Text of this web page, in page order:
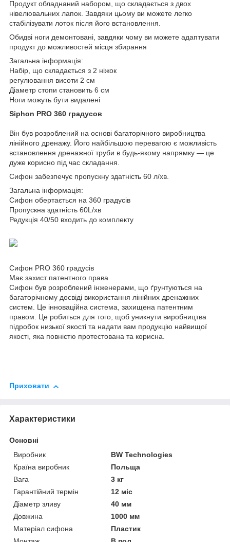
Продукт обладнаний набором, що складається з двох
нівелювальних лапок. Завдяки цьому ви можете легко
стабілізувати лоток після його встановлення.
Обидві ноги демонтовані, завдяки чому ви можете адаптувати
продукт до можливостей місця збирання
Загальна інформація:
Набір, що складається з 2 ніжок
регулювання висоти 2 см
Діаметр стопи становить 6 см
Ноги можуть бути видалені
Siphon PRO 360 градусов
Він був розроблений на основі багаторічного виробництва
лінійного дренажу. Його найбільшою перевагою є можливість
встановлення дренажної труби в будь-якому напрямку — це
дуже корисно під час складання.
Сифон забезпечує пропускну здатність 60 л/хв.
Загальна інформація:
Сифон обертається на 360 градусів
Пропускна здатність 60L/хв
Редукція 40/50 входить до комплекту
Сифон PRO 360 градусів
Має захист патентного права
Сифон був розроблений інженерами, що ґрунтуються на
багаторічному досвіді використання лінійних дренажних
систем. Це інноваційна система, захищена патентним
правом. Це робиться для того, щоб уникнути виробництва
підробок низької якості та надати вам продукцію найвищої
якості, яка повністю протестована та корисна.
Приховати
Характеристики
Основні
Виробник
BW Technologies
Країна виробник
Польща
Вага
3 кг
Гарантійний термін
12 міс
Діаметр зливу
40 мм
Довжина
1000 мм
Матеріал сифона
Пластик